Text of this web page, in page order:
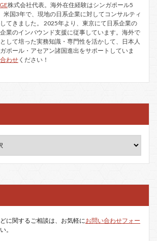
株式会社代表。海外在住経験はシンガポール5
米国3年で、現地の日系企業に対してコンサルティ
てきました。 2025年より、東京にて日系企業の
業のインバウンド支援に従事しています。海外で
して培った実務知識・専門性を活かして、日本人
ポール・アセアン諸国進出をサポートしていま
わせ ください！
に関するご相談は、お気軽にお問い合わせフォー
。